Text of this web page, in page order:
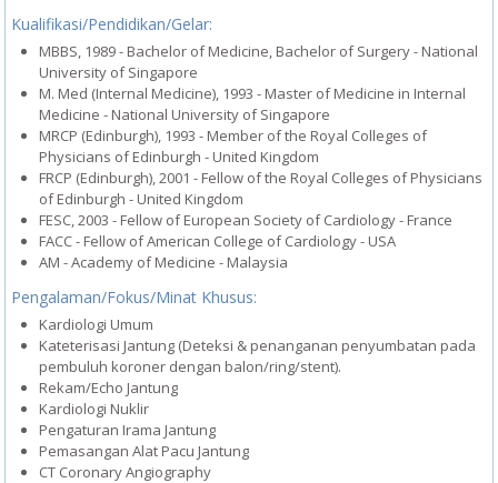
Kualifikasi/Pendidikan/Gelar:
MBBS, 1989 - Bachelor of Medicine, Bachelor of Surgery - National
University of Singapore
M. Med (Internal Medicine), 1993 - Master of Medicine in Internal
Medicine - National University of Singapore
MRCP (Edinburgh), 1993 - Member of the Royal Colleges of
Physicians of Edinburgh - United Kingdom
FRCP (Edinburgh), 2001 - Fellow of the Royal Colleges of Physicians
of Edinburgh - United Kingdom
FESC, 2003 - Fellow of European Society of Cardiology - France
FACC - Fellow of American College of Cardiology - USA
AM - Academy of Medicine - Malaysia
Pengalaman/Fokus/Minat Khusus:
Kardiologi Umum
Kateterisasi Jantung (Deteksi & penanganan penyumbatan pada
pembuluh koroner dengan balon/ring/stent).
Rekam/Echo Jantung
Kardiologi Nuklir
Pengaturan Irama Jantung
Pemasangan Alat Pacu Jantung
CT Coronary Angiography